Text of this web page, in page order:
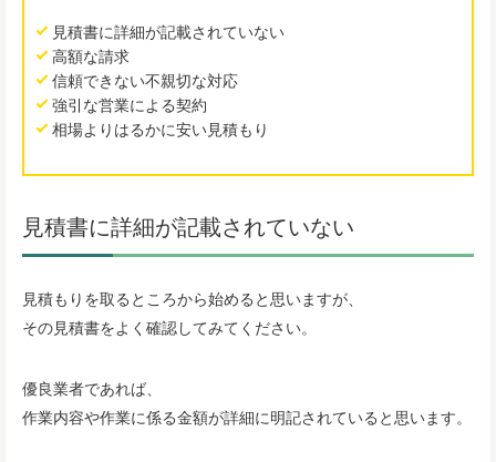
見積書に詳細が記載されていない
高額な請求
信頼できない不親切な対応
強引な営業による契約
相場よりはるかに安い見積もり
見積書に詳細が記載されていない
見積もりを取るところから始めると思いますが、
その見積書をよく確認してみてください。
優良業者であれば、
作業内容や作業に係る金額が詳細に明記されていると思います。